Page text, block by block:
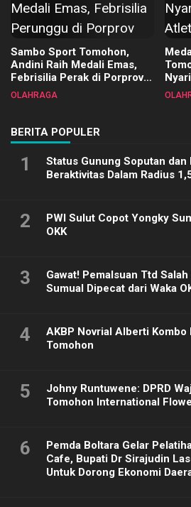
Sambo Sport Tomohon,
Andini Raih Medali Emas,
Febrisilia Perak di Porprov
Sulut 2025
OLAHRAGA
BERITA POPULER
1
Status Gunung Soputan
Beraktivitas Dalam Radius
2
PWI Sulut Copot Yongky
OKK
3
Gawat! Pemalsuan Ttd
Sumual Dipecat dari Waka
4
AKBP Novrial Alberti
Tomohon
5
Johny Runtuwene: DPRD
Tomohon International
6
Pemda Boltara Gelar
Cafe, Bupati Dr Sirajudin
Untuk Dorong Ekonomi